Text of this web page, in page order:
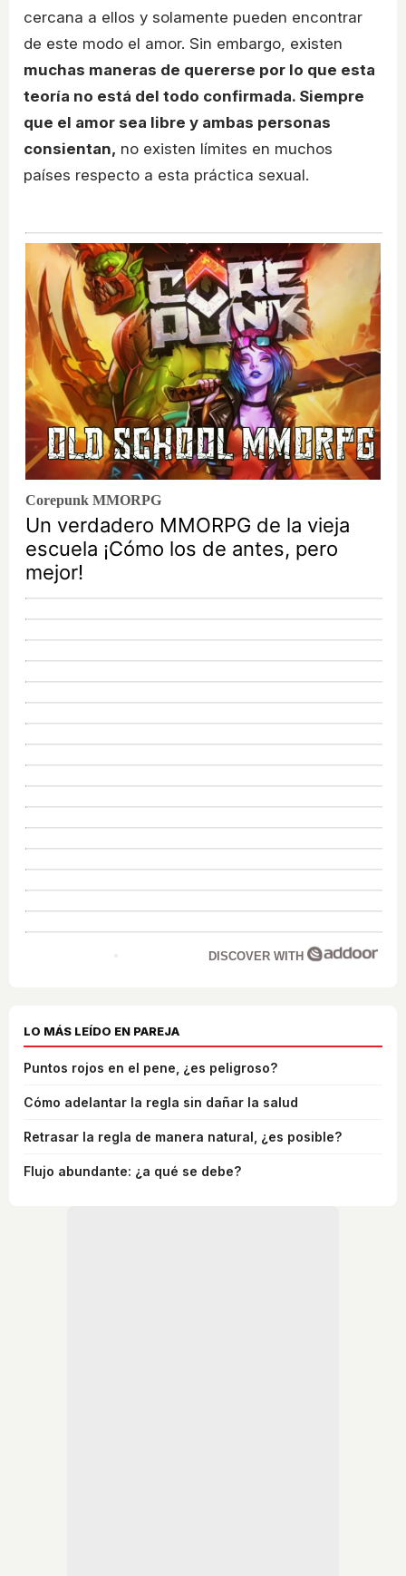
cercana a ellos y solamente pueden encontrar
de este modo el amor. Sin embargo, existen
muchas maneras de quererse por lo que esta
teoría no está del todo confirmada. Siempre
que el amor sea libre y ambas personas
consientan, no existen límites en muchos
países respecto a esta práctica sexual.
Corepunk MMORPG
Un verdadero MMORPG de la vieja
escuela ¡Cómo los de antes, pero
mejor!
DISCOVER WITH
LO MÁS LEÍDO EN PAREJA
Puntos rojos en el pene, ¿es peligroso?
Cómo adelantar la regla sin dañar la salud
Retrasar la regla de manera natural, ¿es posible?
Flujo abundante: ¿a qué se debe?